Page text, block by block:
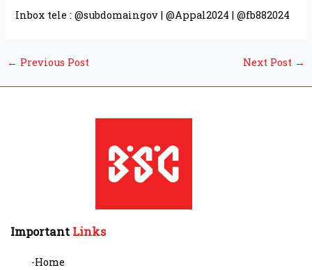
Inbox tele : @subdomaingov | @Appal2024 | @fb882024
← Previous Post Next Post →
Important Links
-Home